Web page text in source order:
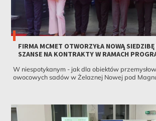
FIRMA MCMET OTWORZYŁA NOWĄ
SZANSE NA KONTRAKTY W RAMACH
W niespotykanym - jak dla obiektów
owocowych sadów w Żelaznej Nowej pod